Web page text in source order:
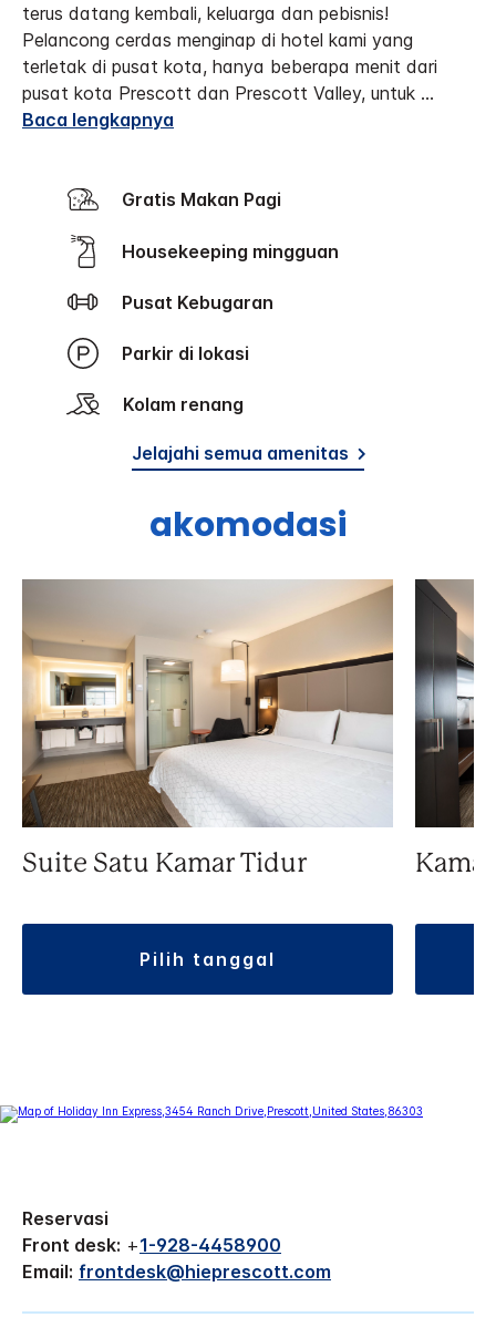
terus datang kembali, keluarga dan pebisnis!
Pelancong cerdas menginap di hotel kami yang
terletak di pusat kota, hanya beberapa menit dari
pusat kota Prescott dan Prescott Valley, untuk ...
Baca lengkapnya
Gratis Makan Pagi
Housekeeping mingguan
Pusat Kebugaran
Parkir di lokasi
Kolam renang
Jelajahi semua amenitas
akomodasi
Suite Satu Kamar Tidur
pilih tanggal
Reservasi
Front desk: +1-928-4458900
Email: frontdesk@hieprescott.com